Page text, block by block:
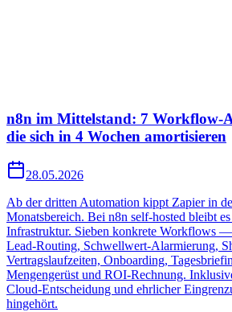
n8n im Mittelstand: 7 Workflow-
die sich in 4 Wochen amortisieren
28.05.2026
Ab der dritten Automation kippt Zapier in
Monatsbereich. Bei n8n self-hosted bleibt
Infrastruktur. Sieben konkrete Workflows —
Lead-Routing, Schwellwert-Alarmierung,
Vertragslaufzeiten, Onboarding,
Mengengerüst und ROI-Rechnung.
Cloud-Entscheidung und ehrlicher
hingehört.